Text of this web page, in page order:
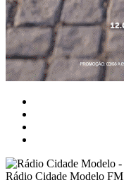
Rádio Cidade Modelo FM